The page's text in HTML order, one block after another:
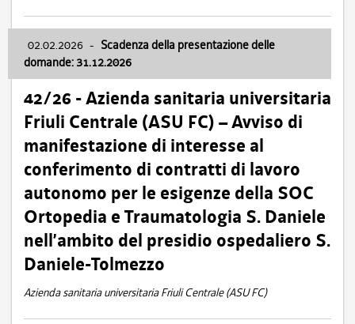
02.02.2026 - Scadenza della presentazione delle
domande: 31.12.2026
42/26 - Azienda sanitaria universitaria
Friuli Centrale (ASU FC) – Avviso di
manifestazione di interesse al
conferimento di contratti di lavoro
autonomo per le esigenze della SOC
Ortopedia e Traumatologia S. Daniele
nell’ambito del presidio ospedaliero S.
Daniele-Tolmezzo
Azienda sanitaria universitaria Friuli Centrale (ASU FC)